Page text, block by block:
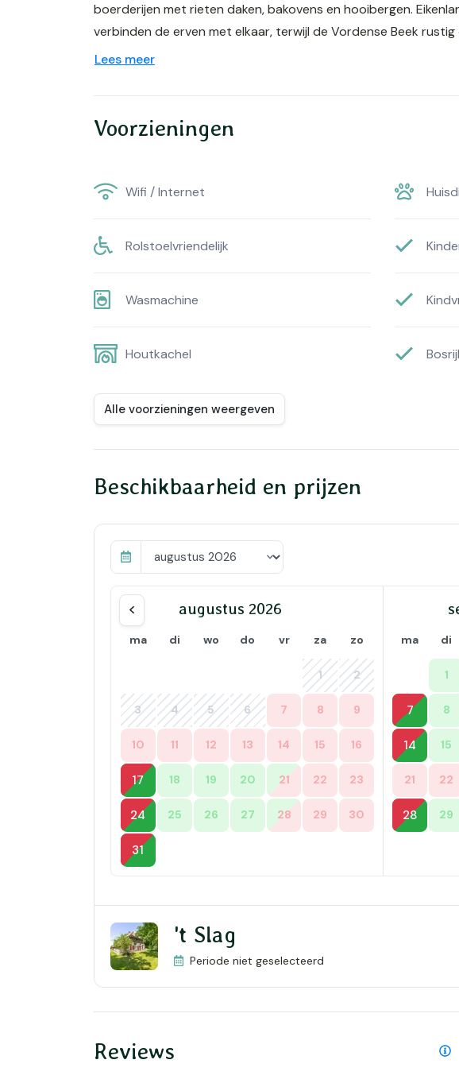
boerderijen met rieten daken, bakovens en hooibergen.
verbinden de erven met elkaar, terwijl de Vordense Beek
Lees meer
Voorzieningen
Wifi / Internet
Rolstoelvriendelijk
Wasmachine
Houtkachel
Alle voorzieningen weergeven
Beschikbaarheid en prijzen
augustus 2026
ma di wo do vr za zo
1 2
3 4 5 6 7 8 9
10 11 12 13 14 15 16
17 18 19 20 21 22 23
24 25 26 27 28 29 30
31
ma di
1
7 8
14 15
21 22
28 29
't Slag
Periode niet geselecteerd
Reviews